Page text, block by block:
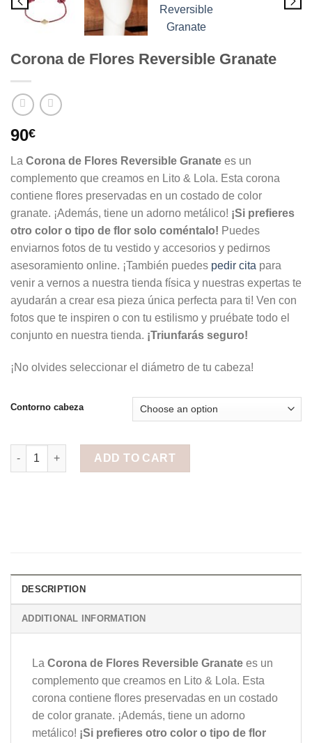
Corona de Flores Reversible Granate
90€
La Corona de Flores Reversible Granate es un
complemento que creamos en Lito & Lola. Esta corona
contiene flores preservadas en un costado de color
granate. ¡Además, tiene un adorno metálico! ¡Si prefieres
otro color o tipo de flor solo coméntalo! Puedes
enviarnos fotos de tu vestido y accesorios y pedirnos
asesoramiento online. ¡También puedes pedir cita para
venir a vernos a nuestra tienda física y nuestras expertas te
ayudarán a crear esa pieza única perfecta para ti! Ven con
fotos que te inspiren o con tu estilismo y pruébate todo el
conjunto en nuestra tienda. ¡Triunfarás seguro!
¡No olvides seleccionar el diámetro de tu cabeza!
Contorno cabeza
Corona de Flores Reversible Granate quantity
ADD TO CART
DESCRIPTION
ADDITIONAL INFORMATION
La Corona de Flores Reversible Granate es un
complemento que creamos en Lito & Lola. Esta
corona contiene flores preservadas en un costado
de color granate. ¡Además, tiene un adorno
metálico! ¡Si prefieres otro color o tipo de flor